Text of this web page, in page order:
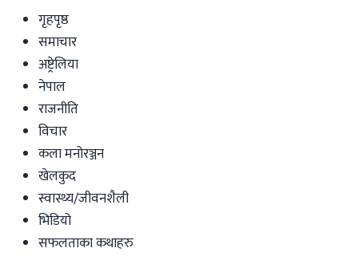
गृहपृष्ठ
समाचार
अष्ट्रेलिया
नेपाल
राजनीति
विचार
कला मनोरञ्जन
खेलकुद
स्वास्थ्य/जीवनशैली
भिडियो
सफलताका कथाहरु